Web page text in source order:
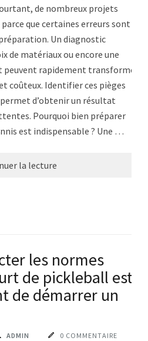
de nombreux projets
que certaines erreurs sont
Un diagnostic
de matériaux ou encore une
rapidement transformer
coûteux. Identifier ces pièges
d’obtenir un résultat
Pourquoi bien préparer
est indispensable ? Une …
la lecture
les normes
de pickleball est-
de démarrer un
ADMIN 0 COMMENTAIRE